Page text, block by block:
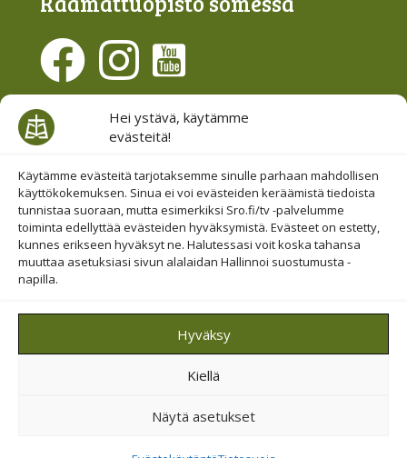
Hei ystävä, käytämme
evästeitä!
Käytämme evästeitä tarjotaksemme sinulle parhaan mahdollisen
käyttökokemuksen. Sinua ei voi evästeiden keräämistä tiedoista
tunnistaa suoraan, mutta esimerkiksi Sro.fi/tv -palvelumme
toiminta edellyttää evästeiden hyväksymistä. Evästeet on estetty,
kunnes erikseen hyväksyt ne. Halutessasi voit koska tahansa
muuttaa asetuksiasi sivun alalaidan Hallinnoi suostumusta -
napilla.
Hyväksy
Kiellä
Näytä asetukset
Evästesuostumus
Hallinnoi evästeitä
Etsi sivuiltamme
© 2019-2026 Suomen Raamattuopiston Säätiö
Saavutettavuus huomioitu
Tietosuojajaehdot